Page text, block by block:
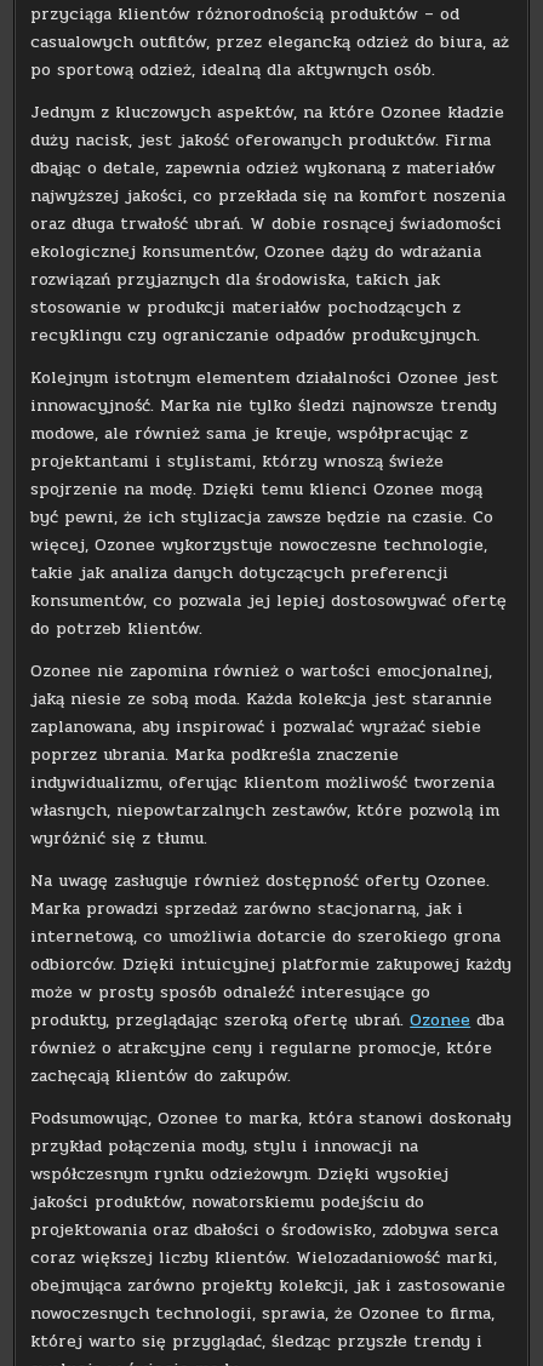
przyciąga klientów różnorodnością produktów – od
casualowych outfitów, przez elegancką odzież do biura, aż
po sportową odzież, idealną dla aktywnych osób.
Jednym z kluczowych aspektów, na które Ozonee kładzie
duży nacisk, jest jakość oferowanych produktów. Firma
dbając o detale, zapewnia odzież wykonaną z materiałów
najwyższej jakości, co przekłada się na komfort noszenia
oraz długa trwałość ubrań. W dobie rosnącej świadomości
ekologicznej konsumentów, Ozonee dąży do wdrażania
rozwiązań przyjaznych dla środowiska, takich jak
stosowanie w produkcji materiałów pochodzących z
recyklingu czy ograniczanie odpadów produkcyjnych.
Kolejnym istotnym elementem działalności Ozonee jest
innowacyjność. Marka nie tylko śledzi najnowsze trendy
modowe, ale również sama je kreuje, współpracując z
projektantami i stylistami, którzy wnoszą świeże
spojrzenie na modę. Dzięki temu klienci Ozonee mogą
być pewni, że ich stylizacja zawsze będzie na czasie. Co
więcej, Ozonee wykorzystuje nowoczesne technologie,
takie jak analiza danych dotyczących preferencji
konsumentów, co pozwala jej lepiej dostosowywać ofertę
do potrzeb klientów.
Ozonee nie zapomina również o wartości emocjonalnej,
jaką niesie ze sobą moda. Każda kolekcja jest starannie
zaplanowana, aby inspirować i pozwalać wyrażać siebie
poprzez ubrania. Marka podkreśla znaczenie
indywidualizmu, oferując klientom możliwość tworzenia
własnych, niepowtarzalnych zestawów, które pozwolą im
wyróżnić się z tłumu.
Na uwagę zasługuje również dostępność oferty Ozonee.
Marka prowadzi sprzedaż zarówno stacjonarną, jak i
internetową, co umożliwia dotarcie do szerokiego grona
odbiorców. Dzięki intuicyjnej platformie zakupowej każdy
może w prosty sposób odnaleźć interesujące go
produkty, przeglądając szeroką ofertę ubrań.Ozonee dba
również o atrakcyjne ceny i regularne promocje, które
zachęcają klientów do zakupów.
Podsumowując, Ozonee to marka, która stanowi doskonały
przykład połączenia mody, stylu i innowacji na
współczesnym rynku odzieżowym. Dzięki wysokiej
jakości produktów, nowatorskiemu podejściu do
projektowania oraz dbałości o środowisko, zdobywa serca
coraz większej liczby klientów. Wielozadaniowość marki,
obejmująca zarówno projekty kolekcji, jak i zastosowanie
nowoczesnych technologii, sprawia, że Ozonee to firma,
której warto się przyglądać, śledząc przyszłe trendy i